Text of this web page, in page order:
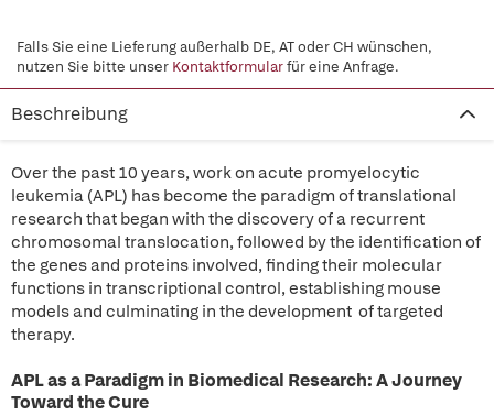
Falls Sie eine Lieferung außerhalb DE, AT oder CH wünschen,
nutzen Sie bitte unser Kontaktformularfür eine Anfrage.
Beschreibung
Over the past 10 years, work on acute promyelocytic
leukemia (APL) has become the paradigm of translational
research that began with the discovery of a recurrent
chromosomal translocation, followed by the identification of
the genes and proteins involved, finding their molecular
functions in transcriptional control, establishing mouse
models and culminating in the development of targeted
therapy.
APL as a Paradigm in Biomedical Research: A Journey
Toward the Cure